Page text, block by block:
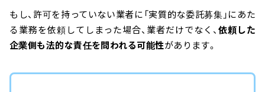
もし、許可を持っていない業者に「実質的な委託募集」にあた
る業務を依頼してしまった場合、業者だけでなく、 依頼した
企業側も法的な責任を問われる可能性があります。